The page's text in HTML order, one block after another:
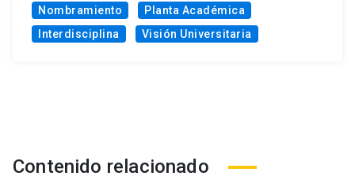
Nombramiento
Planta Académica
Interdisciplina
Visión Universitaria
Contenido relacionado